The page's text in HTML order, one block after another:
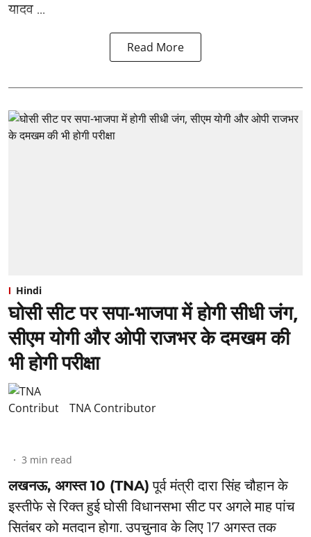
यादव ...
Read More
Hindi
घोसी सीट पर सपा-भाजपा में होगी सीधी जंग,
सीएम योगी और ओपी राजभर के दमखम की
भी होगी परीक्षा
TNA Contributor
3 min read
लखनऊ, अगस्त 10 (TNA) पूर्व मंत्री दारा सिंह चौहान के
इस्तीफे से रिक्त हुई घोसी विधानसभा सीट पर अगले माह पांच
सितंबर को मतदान होगा. उपचुनाव के लिए 17 अगस्त तक